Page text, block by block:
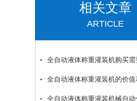
相关文章
ARTICLE